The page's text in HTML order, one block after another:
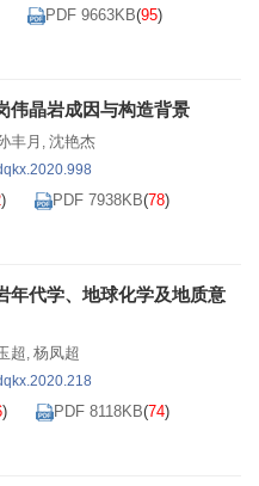
PDF 9663KB(95)
伟晶岩成因与构造背景
丰月 , 沈艳杰
) PDF 7938KB(78)
年代学、地球化学及地质意
超, 杨凤超
) PDF 8118KB(74)